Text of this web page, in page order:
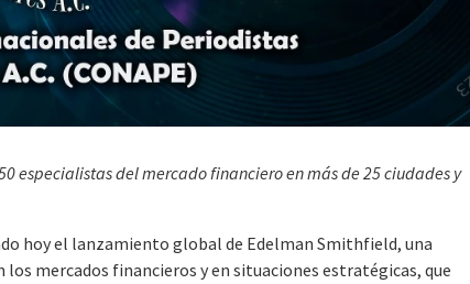
especialistas del mercado financiero en más de 25 ciudades y
hoy el lanzamiento global de Edelman Smithfield, una
mercados financieros y en situaciones estratégicas, que